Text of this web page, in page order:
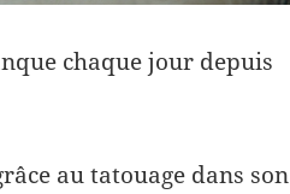
chaque jour depuis
au tatouage dans son